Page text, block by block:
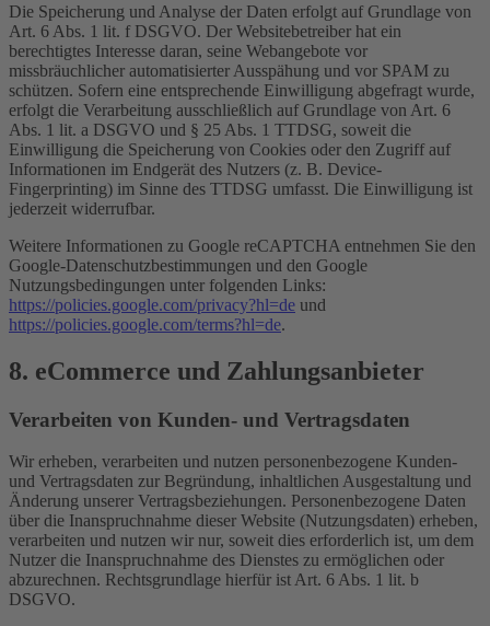
Die Speicherung und Analyse der Daten erfolgt auf Grundlage von
Art. 6 Abs. 1 lit. f DSGVO. Der Websitebetreiber hat ein
berechtigtes Interesse daran, seine Webangebote vor
missbräuchlicher automatisierter Ausspähung und vor SPAM zu
schützen. Sofern eine entsprechende Einwilligung abgefragt wurde,
erfolgt die Verarbeitung ausschließlich auf Grundlage von Art. 6
Abs. 1 lit. a DSGVO und § 25 Abs. 1 TTDSG, soweit die
Einwilligung die Speicherung von Cookies oder den Zugriff auf
Informationen im Endgerät des Nutzers (z. B. Device-
Fingerprinting) im Sinne des TTDSG umfasst. Die Einwilligung ist
jederzeit widerrufbar.
Weitere Informationen zu Google reCAPTCHA entnehmen Sie den
Google-Datenschutzbestimmungen und den Google
Nutzungsbedingungen unter folgenden Links:
https://policies.google.com/privacy?hl=de und
https://policies.google.com/terms?hl=de.
8. eCommerce und Zahlungs­anbieter
Verarbeiten von Kunden- und Vertragsdaten
Wir erheben, verarbeiten und nutzen personenbezogene Kunden-
und Vertragsdaten zur Begründung, inhaltlichen Ausgestaltung und
Änderung unserer Vertragsbeziehungen. Personenbezogene Daten
über die Inanspruchnahme dieser Website (Nutzungsdaten) erheben,
verarbeiten und nutzen wir nur, soweit dies erforderlich ist, um dem
Nutzer die Inanspruchnahme des Dienstes zu ermöglichen oder
abzurechnen. Rechtsgrundlage hierfür ist Art. 6 Abs. 1 lit. b
DSGVO.